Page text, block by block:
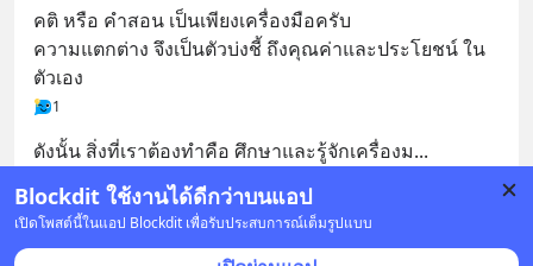
Blockdit ใช้งานได้ดีกว่าบนแอป
เปิดโพสต์นี้ในแอป Blockdit เพื่อรับประสบการณ์เต็มรูปแบบ
คติ หรือ คำสอน เป็นเพียงเครื่องมือครับ
ความแตกต่าง จึงเป็นตัวบ่งชี้ ถึงคุณค่าและประโยชน์ ใน
ตัวเอง
1
ดังนั้น สิ่งที่เราต้องทำคือ ศึกษาและรู้จักเครื่องม...
ดูเพิ่มเติม
1
1 บันทึก 9